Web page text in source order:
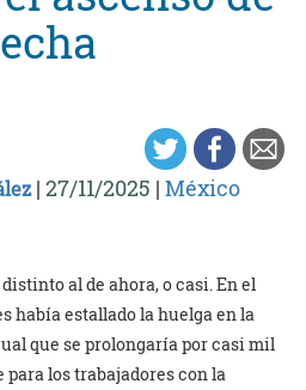
| 27/11/2025 | México
al de ahora, o casi. En el
había estallado la huelga en la
que se prolongaría por casi mil
los trabajadores con la